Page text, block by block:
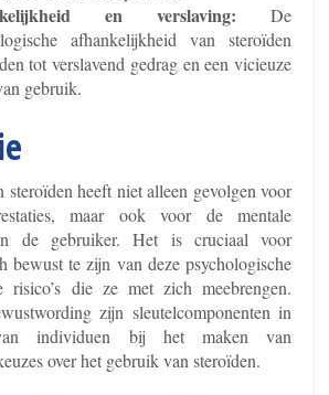
en verslaving: De
afhankelijkheid van steroïden
tot verslavend gedrag en een vicieuze
gebruik.
heeft niet alleen gevolgen voor
maar ook voor de mentale
de gebruiker. Het is cruciaal voor
bewust te zijn van deze psychologische
risico’s die ze met zich meebrengen.
zijn sleutelcomponenten in
individuen bij het maken van
over het gebruik van steroïden.